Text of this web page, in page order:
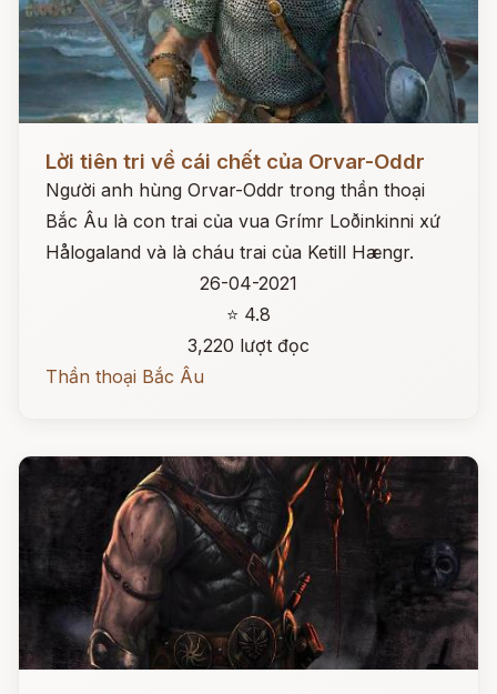
Lời tiên tri về cái chết của Orvar-Oddr
Người anh hùng Orvar-Oddr trong thần thoại
Bắc Âu là con trai của vua Grímr Loðinkinni xứ
Hålogaland và là cháu trai của Ketill Hængr.
26-04-2021
⭐ 4.8
3,220 lượt đọc
Thần thoại Bắc Âu